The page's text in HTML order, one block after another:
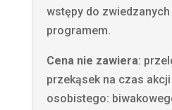
wstępy do
programem.
Cena nie zawiera:
przekąsek na czas
osobistego: